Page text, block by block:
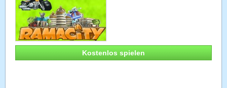
Kostenlos spielen